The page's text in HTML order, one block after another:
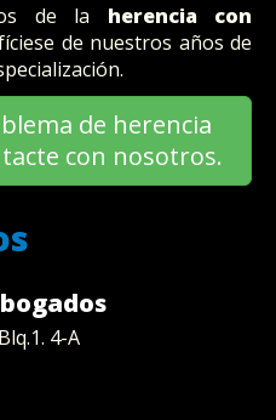
de la herencia con
de nuestros años de
de herencia
con nosotros.
4-A